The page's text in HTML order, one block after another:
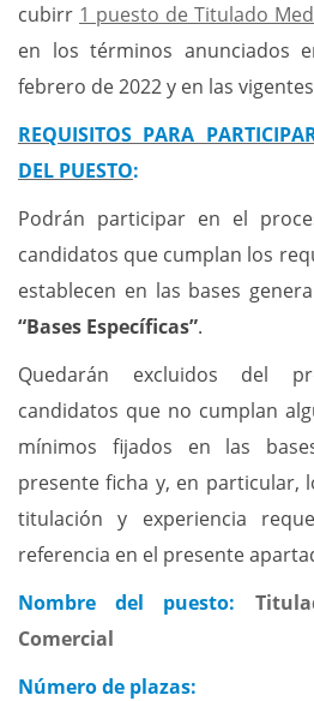
cubirr 1 puesto de Titulado
en los términos anunciados
febrero de 2022 y en las
REQUISITOS PARA
DEL PUESTO:
Podrán participar en el
candidatos que cumplan los
establecen en las bases
“Bases Específicas”.
Quedarán excluidos del
candidatos que no cumplan
mínimos fijados en las
presente ficha y, en particular,
titulación y experiencia
referencia en el presente
Nombre del puesto:
Comercial
Número de plazas: